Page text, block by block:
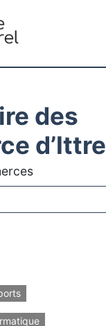
des
d’Ittre